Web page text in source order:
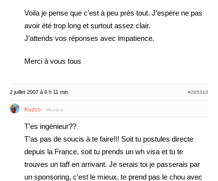
Voila je pense que c’est à peu près tout. J’espère ne pas
avoir été trop long et surtout assez clair.
J’attends vos réponses avec impatience.
Merci à vous tous
2 juillet 2007 à 6 h 11 min #265310
Kuzco Membre
T’es ingénieur??
T’as pas de soucis à te faire!!! Soit tu postules directe
depuis la France, soit tu prends un wh visa et tu te
trouves un taff en arrivant. Je serais toi je passerais par
un sponsoring, c’est le mieux, te prend pas le chou avec